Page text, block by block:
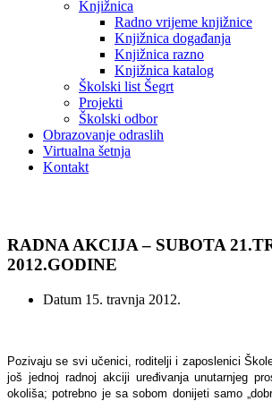
Knjižnica
Radno vrijeme knjižnice
Knjižnica događanja
Knjižnica razno
Knjižnica katalog
Školski list Šegrt
Projekti
Školski odbor
Obrazovanje odraslih
Virtualna šetnja
Kontakt
RADNA AKCIJA – SUBOTA
2012.GODINE
Datum 15. travnja 2012.
Pozivaju se svi učenici, roditelji i zaposlenici
još jednoj radnoj akciji uređivanja unutarnjeg
okoliša; potrebno je sa sobom donijeti samo